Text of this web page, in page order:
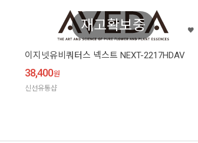
재고확보중
이지넷유비쿼터스 넥스트 NEXT-2217HDAV
38,400원
신선유통샵